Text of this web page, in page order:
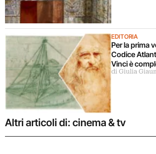
EDITORIA
Per la prima
Codice
Vinci è
di Giulia
Altri articoli di: cinema & tv